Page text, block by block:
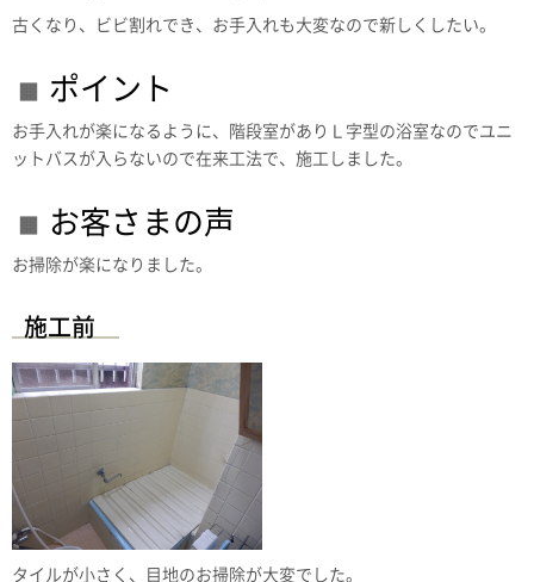
古くなり、ビビ割れでき、お手入れも大変なので新しくしたい。
ポイント
お手入れが楽になるように、階段室がありＬ字型の浴室なのでユニ
ットバスが入らないので在来工法で、施工しました。
お客さまの声
お掃除が楽になりました。
施工前
タイルが小さく、目地のお掃除が大変でした。